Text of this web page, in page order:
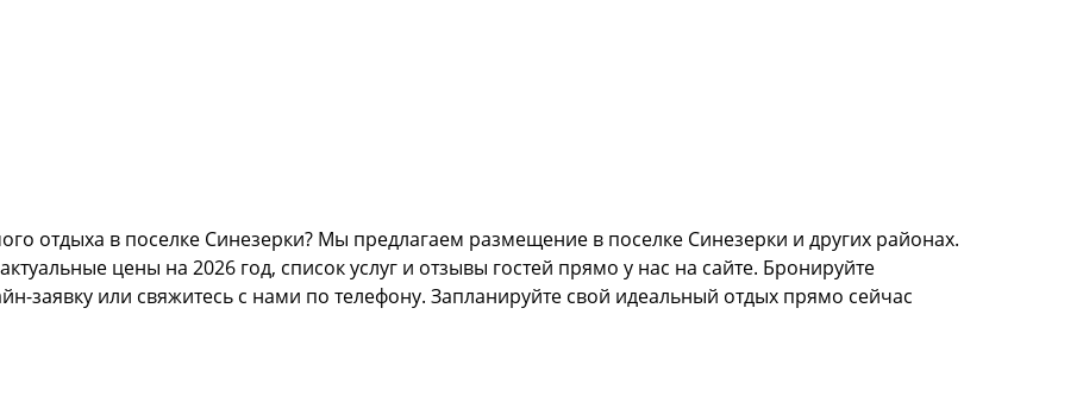
отдыха в поселке Синезерки? Мы предлагаем размещение в поселке Синезерки и других районах.
цены на 2026 год, список услуг и отзывы гостей прямо у нас на сайте. Бронируйте
заявку или свяжитесь с нами по телефону. Запланируйте свой идеальный отдых прямо сейчас